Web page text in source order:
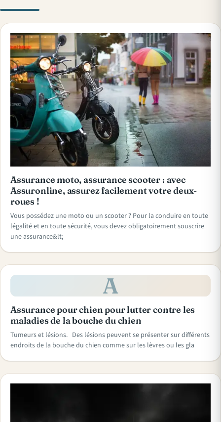
Assurance moto, assurance scooter : avec
Assuronline, assurez facilement votre deux-
roues !
Vous possédez une moto ou un scooter ? Pour la conduire en toute
légalité et en toute sécurité, vous devez obligatoirement souscrire
une assurance&lt;
A
Assurance pour chien pour lutter contre les
maladies de la bouche du chien
Tumeurs et lésions. Des lésions peuvent se présenter sur différents
endroits de la bouche du chien comme sur les lèvres ou les gla